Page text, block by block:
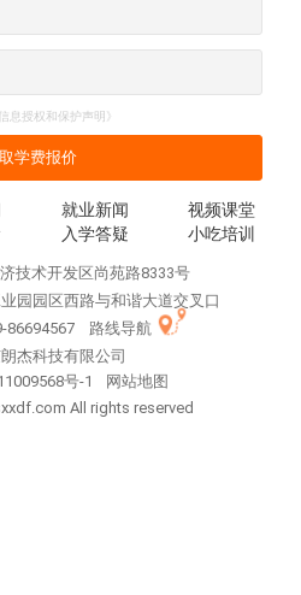
息授权和保护声明》
就业新闻
视频课堂
入学答疑 小吃培训
技术开发区尚苑路8333号
园园区西路与和谐大道交叉口
86694567
路线导航
杰科技有限公司
号-1
网站地图
All rights reserved